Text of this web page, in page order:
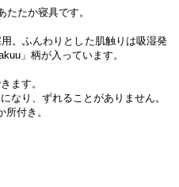
たたか寝具です。
。ふんわりとした肌触りは吸湿発
」柄が入っています。
ます。
なり、ずれることがありません。
付き。